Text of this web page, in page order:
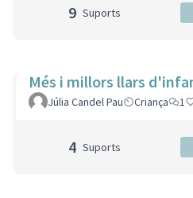
9 Suports
Més i millors llars
Júlia Candel Pau Criança 1
4 Suports